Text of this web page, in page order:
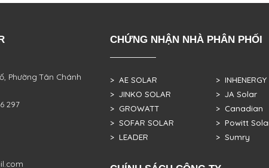
PhườngTân Chánh
297
CHỨNG NHẬN NHÀ PHÂN PHỐI
> AE SOLAR
> JINKO SOLAR
> GROWATT
> SOFAR SOLAR
> LEADER
> INHENERGY
> JA Solar
> Canadian
> Powitt
> Sumry